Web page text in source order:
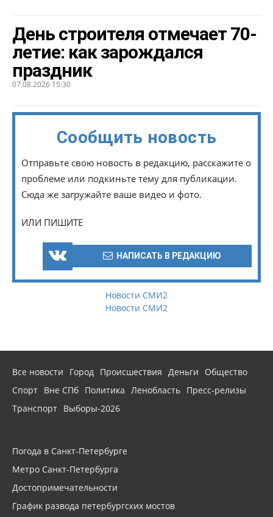
День строителя отмечает 70-
летие: как зарождался
праздник
07.08.2026 15:30
Сообщить новость
Отправьте свою новость в редакцию, расскажите о
проблеме или подкиньте тему для публикации.
Сюда же загружайте ваше видео и фото.
ИЛИ ПИШИТЕ
НАПИСАТЬ В РЕДАКЦИЮ
Новости СМИ2
Новости СМИ2
Все новости Город Происшествия Деньги
Общество
Спорт Вне СПб Политика Ленобласть Пресс-релизы
Транспорт Выборы-2026
Погода в Санкт-Петербурге
Метро Санкт-Петербурга
Достопримечательности
График развода петербургских мостов